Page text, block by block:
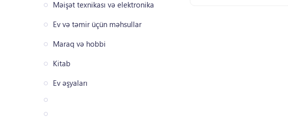
Məişət texnikası və elektronika
Ev və təmir üçün məhsullar
Maraq və hobbi
Kitab
Ev əşyaları